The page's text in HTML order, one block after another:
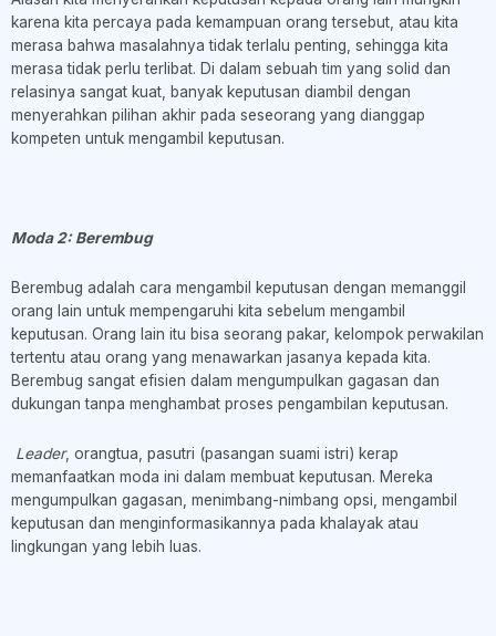
karena kita percaya pada kemampuan orang tersebut, atau kita
merasa bahwa masalahnya tidak terlalu penting, sehingga kita
merasa tidak perlu terlibat. Di dalam sebuah tim yang solid dan
relasinya sangat kuat, banyak keputusan diambil dengan
menyerahkan pilihan akhir pada seseorang yang dianggap
kompeten untuk mengambil keputusan.
Moda 2: Berembug
Berembug adalah cara mengambil keputusan dengan memanggil
orang lain untuk mempengaruhi kita sebelum mengambil
keputusan. Orang lain itu bisa seorang pakar, kelompok perwakilan
tertentu atau orang yang menawarkan jasanya kepada kita.
Berembug sangat efisien dalam mengumpulkan gagasan dan
dukungan tanpa menghambat proses pengambilan keputusan.
Leader, orangtua, pasutri (pasangan suami istri) kerap
memanfaatkan moda ini dalam membuat keputusan. Mereka
mengumpulkan gagasan, menimbang-nimbang opsi, mengambil
keputusan dan menginformasikannya pada khalayak atau
lingkungan yang lebih luas.